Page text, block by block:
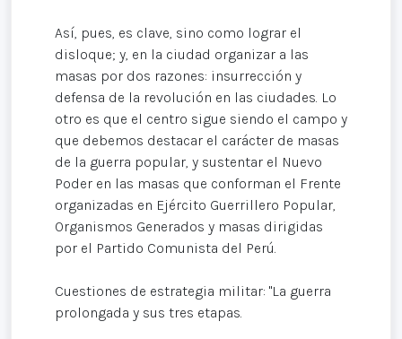
Así, pues, es clave, sino como lograr el
disloque; y, en la ciudad organizar a las
masas por dos razones: insurrección y
defensa de la revolución en las ciudades. Lo
otro es que el centro sigue siendo el campo y
que debemos destacar el carácter de masas
de la guerra popular, y sustentar el Nuevo
Poder en las masas que conforman el Frente
organizadas en Ejército Guerrillero Popular,
Organismos Generados y masas dirigidas
por el Partido Comunista del Perú.
Cuestiones de estrategia militar: "La guerra
prolongada y sus tres etapas.